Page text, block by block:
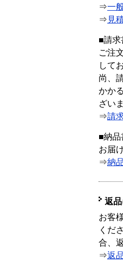
⇒一
⇒ 見
■請求
ご注
して
尚、
かか
ざい
⇒請
■納品
お届
⇒納
返
お客
くだ
合、
⇒返